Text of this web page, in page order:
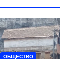
ОБЩЕСТВО